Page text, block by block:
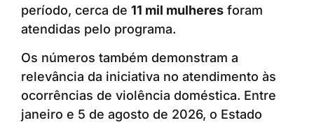
período, cerca de 11 mil mulheres foram
atendidas pelo programa.
Os números também demonstram a
relevância da iniciativa no atendimento às
ocorrências de violência doméstica. Entre
janeiro e 5 de agosto de 2026, o Estado